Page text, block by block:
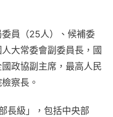
員（25人）、候補委
大常委會副委員長，國
政協副主席，最高人民
察長。
長級」，包括中央部